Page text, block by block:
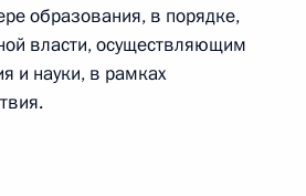
образования, в порядке,
власти, осуществляющим
и науки, в рамках